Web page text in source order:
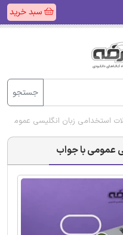
سبد خرید
جستجو
استخدامی زبان انگلیسی عمومی
عمومی با جواب